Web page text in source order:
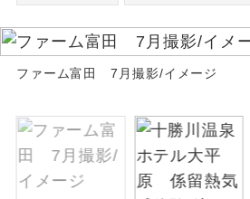
ファーム富田 7月撮影/イメージ
世界遺産
ユネスコに登録
然遺産を訪ねる
絶景 絶景スポットに
温泉 温泉地にも宿泊